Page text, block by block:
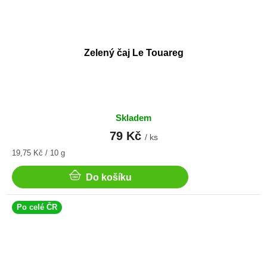
Zelený čaj Le Touareg
Skladem
79 Kč / ks
Měrná
19,75 Kč / 10 g
Do košíku
Po celé ČR